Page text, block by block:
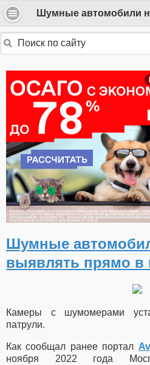
Шумные
выявлять прямо в
Камеры с шумомерами
патрули.
Как сообщал ранее портал
ноября 2022 года